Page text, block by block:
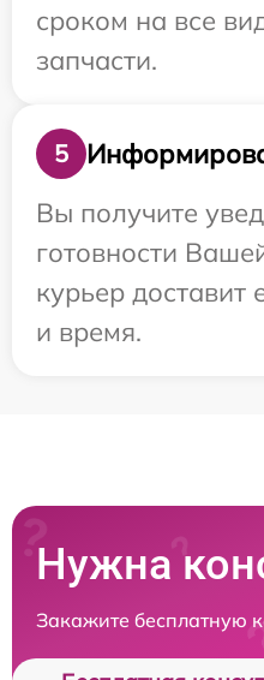
сроком на все
запчасти.
5
Вы получите
готовности
курьер доставит
и время.
Нужна
Закажите бесплатную